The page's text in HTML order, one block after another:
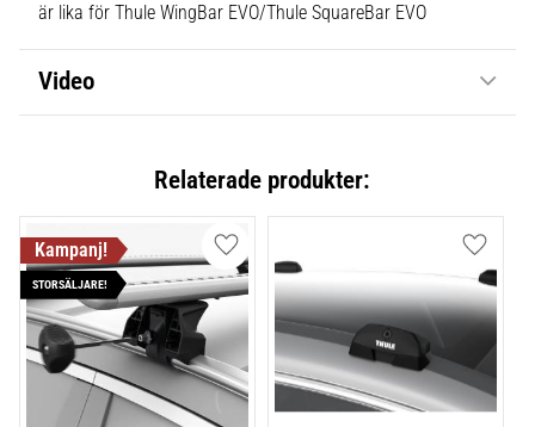
är lika för Thule WingBar EVO/Thule SquareBar EVO
Video
Relaterade produkter:
STORSÄLJARE!
Lägg till i favoriter Lägg